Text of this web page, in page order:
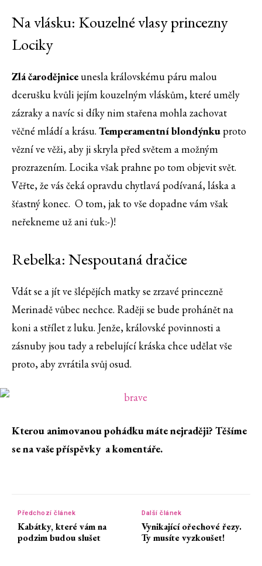
Na vlásku: Kouzelné vlasy princezny
Lociky
Zlá čarodějniceunesla královskému páru malou
dcerušku kvůli jejím kouzelným vláskům, které uměly
zázraky a navíc si díky nim stařena mohla zachovat
věčné mládí a krásu. Temperamentní blondýnkuproto
vězní ve věži, aby ji skryla před světem a možným
prozrazením. Locika však prahne po tom objevit svět.
Věřte, že vás čeká opravdu chytlavá podívaná, láska a
šťastný konec. O tom, jak to vše dopadne vám však
neřekneme už ani ťuk:-)!
Rebelka: Nespoutaná dračice
Vdát se a jít ve šlépějích matky se zrzavé princezně
Merinadě vůbec nechce. Raději se bude prohánět na
koni a střílet z luku. Jenže, královské povinnosti a
zásnuby jsou tady a rebelující kráska chce udělat vše
proto, aby zvrátila svůj osud.
Kterou animovanou pohádku máte nejraději? Těšíme
se na vaše příspěvky a komentáře.
Předchozí článek
Kabátky, které vám na
podzim budou slušet
Další článek
Vynikající ořechové řezy.
Ty musíte vyzkoušet!